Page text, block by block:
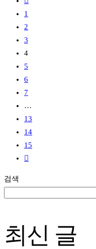
1
2
3
4
5
6
7
…
13
14
15
검색
최신 글